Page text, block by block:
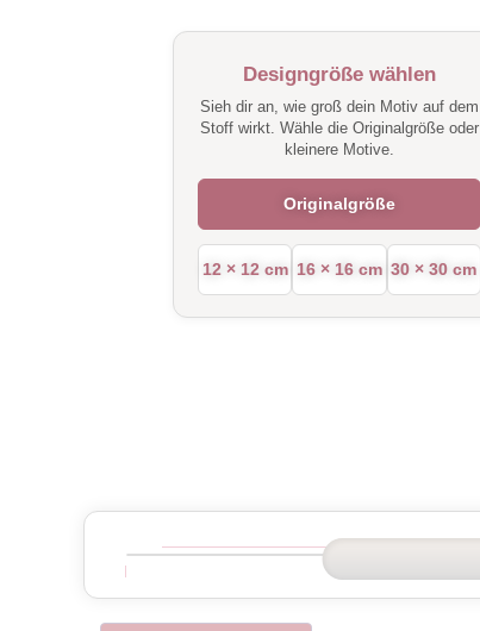
Designgröße wählen
Sieh dir an, wie groß dein Motiv auf dem
Stoff wirkt. Wähle die Originalgröße oder
kleinere Motive.
Originalgröße
12 × 12 cm 16 × 16 cm 30 × 30 cm